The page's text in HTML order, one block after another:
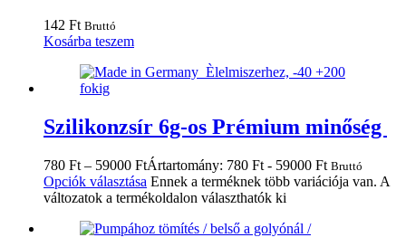
142 Ft Bruttó
Kosárba teszem
Szilikonzsír 6g-os Prémium minőség
780 Ft – 59000 FtÁrtartomány: 780 Ft - 59000 Ft Bruttó
Opciók választása Ennek a terméknek több variációja van. A
változatok a termékoldalon választhatók ki